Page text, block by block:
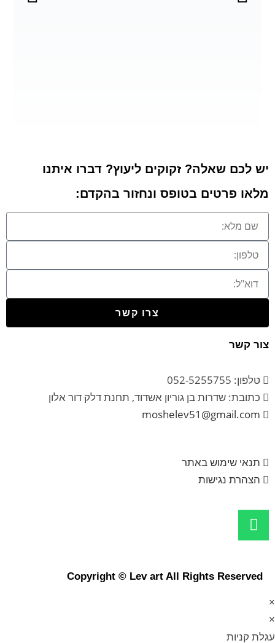
יש לכם שאלה? זקוקים ליעוץ? דברו איתנו
מלאו פרטים בטופס ונחזור בהקדם:
צרו קשר
צור קשר
טלפון: 052-5255755
כתובת: שדרות בן גוריון אשדוד, תחנת דלק דור אלון
moshelev51@gmail.com
תנאי שימוש באתר
הצהרת נגישות
Copyright © Lev art All Rights Reserved
×
×
עגלת קניות